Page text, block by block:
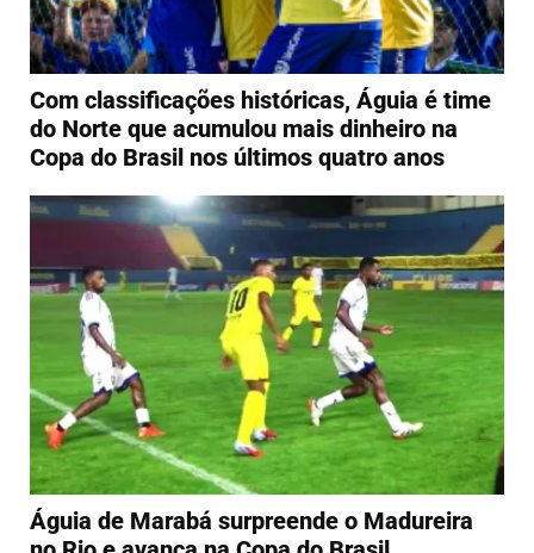
Com classificações históricas, Águia é time
do Norte que acumulou mais dinheiro na
Copa do Brasil nos últimos quatro anos
Águia de Marabá surpreende o Madureira